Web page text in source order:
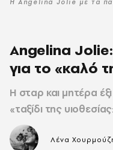
Η Angelina Jolie με τα
Angelina
για το «καλό
Η σταρ και μητέρα
«ταξίδι της
Λένα